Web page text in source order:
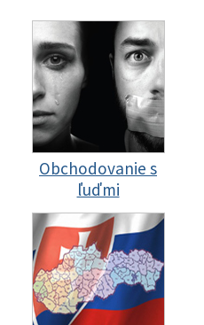
Obchodovanie s
ľuďmi